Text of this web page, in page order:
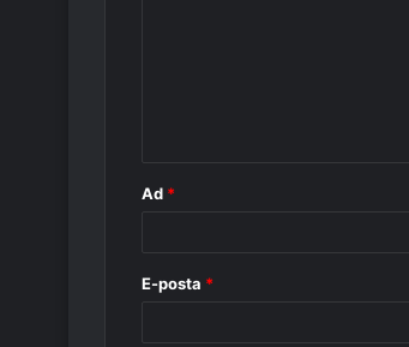
Ad *
E-posta *